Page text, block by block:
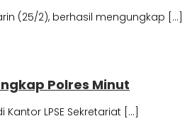
(25/2), berhasil mengungkap […]
Polres Minut
LPSE Sekretariat […]